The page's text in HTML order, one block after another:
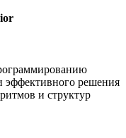
эффективного решения
и структур